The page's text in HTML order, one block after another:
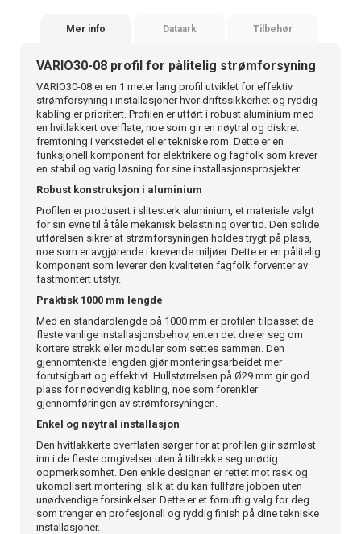
Mer info Dataark Tilbehør
VARIO30-08 profil for pålitelig strømforsyning
VARIO30-08 er en 1 meter lang profil utviklet for effektiv
strømforsyning i installasjoner hvor driftssikkerhet og ryddig
kabling er prioritert. Profilen er utført i robust aluminium med
en hvitlakkert overflate, noe som gir en nøytral og diskret
fremtoning i verkstedet eller tekniske rom. Dette er en
funksjonell komponent for elektrikere og fagfolk som krever
en stabil og varig løsning for sine installasjonsprosjekter.
Robust konstruksjon i aluminium
Profilen er produsert i slitesterk aluminium, et materiale valgt
for sin evne til å tåle mekanisk belastning over tid. Den solide
utførelsen sikrer at strømforsyningen holdes trygt på plass,
noe som er avgjørende i krevende miljøer. Dette er en pålitelig
komponent som leverer den kvaliteten fagfolk forventer av
fastmontert utstyr.
Praktisk 1000 mm lengde
Med en standardlengde på 1000 mm er profilen tilpasset de
fleste vanlige installasjonsbehov, enten det dreier seg om
kortere strekk eller moduler som settes sammen. Den
gjennomtenkte lengden gjør monteringsarbeidet mer
forutsigbart og effektivt. Hullstørrelsen på Ø29 mm gir god
plass for nødvendig kabling, noe som forenkler
gjennomføringen av strømforsyningen.
Enkel og nøytral installasjon
Den hvitlakkerte overflaten sørger for at profilen glir sømløst
inn i de fleste omgivelser uten å tiltrekke seg unødig
oppmerksomhet. Den enkle designen er rettet mot rask og
ukomplisert montering, slik at du kan fullføre jobben uten
unødvendige forsinkelser. Dette er et fornuftig valg for deg
som trenger en profesjonell og ryddig finish på dine tekniske
installasjoner.